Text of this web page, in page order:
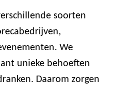
soorten
We
unieke behoeften
Daarom zorgen